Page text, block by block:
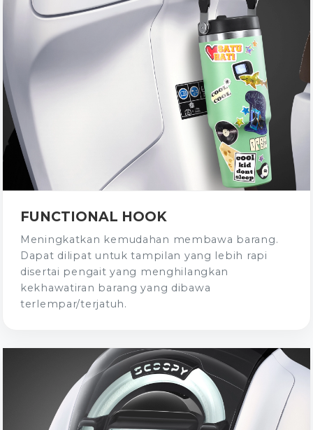
FUNCTIONAL HOOK
Meningkatkan kemudahan membawa barang.
Dapat dilipat untuk tampilan yang lebih rapi
disertai pengait yang menghilangkan
kekhawatiran barang yang dibawa
terlempar/terjatuh.